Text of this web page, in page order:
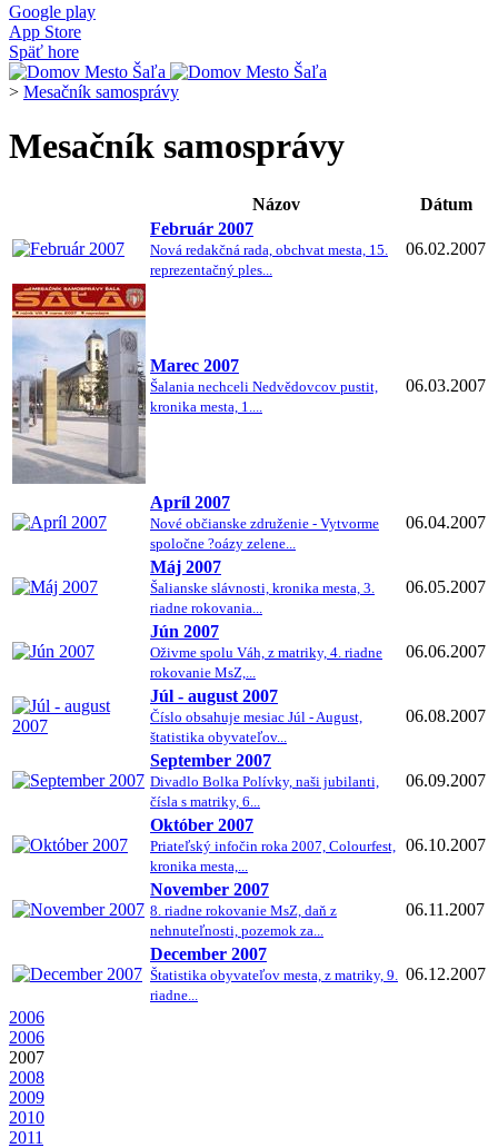
Google play
App Store
Späť hore
> Mesačník samosprávy
Mesačník samosprávy
Názov
Dátum
Február 2007
Nová redakčná rada, obchvat mesta, 15.
reprezentačný ples...
06.02.2007
Marec 2007
Šalania nechceli Nedvědovcov pustit,
kronika mesta, 1....
06.03.2007
Apríl 2007
Nové občianske združenie - Vytvorme
spoločne ?oázy zelene...
06.04.2007
Máj 2007
Šalianske slávnosti, kronika mesta, 3.
riadne rokovania...
06.05.2007
Jún 2007
Oživme spolu Váh, z matriky, 4. riadne
rokovanie MsZ,...
06.06.2007
Júl - august 2007
Číslo obsahuje mesiac Júl - August,
štatistika obyvateľov...
06.08.2007
September 2007
Divadlo Bolka Polívky, naši jubilanti,
čísla s matriky, 6...
06.09.2007
Október 2007
Priateľský infočin roka 2007, Colourfest,
kronika mesta,...
06.10.2007
November 2007
8. riadne rokovanie MsZ, daň z
nehnuteľnosti, pozemok za...
06.11.2007
December 2007
Štatistika obyvateľov mesta, z matriky, 9.
riadne...
06.12.2007
2006
2006
2007
2008
2009
2010
2011